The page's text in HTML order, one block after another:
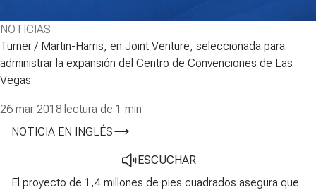
NOTICIAS
Turner / Martin-Harris, en Joint Venture, seleccionada para
administrar la expansión del Centro de Convenciones de Las
Vegas
26 mar 2018· lectura de 1 min
NOTICIA EN INGLÉS
ESCUCHAR
El proyecto de 1,4 millones de pies cuadrados asegura que